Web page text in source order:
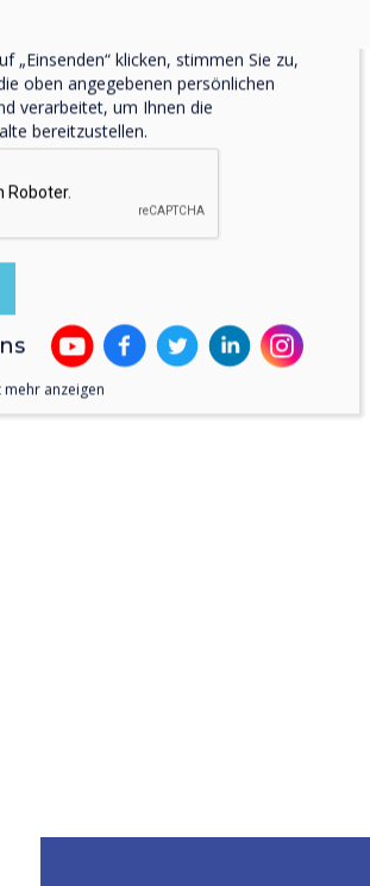
Funktionen.
Leistung.
Kosten.
Pro Series 3
„Einsenden“ klicken, stimmen Sie zu,
oben angegebenen persönlichen
verarbeitet, um Ihnen die
bereitzustellen.
anzeigen